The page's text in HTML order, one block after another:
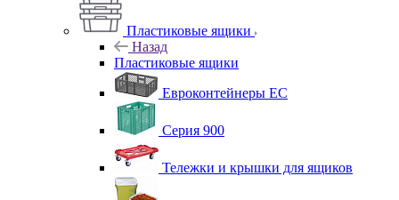
Пластиковые ящики
Назад
Пластиковые ящики
Евроконтейнеры ЕС
Серия 900
Тележки и крышки для ящиков